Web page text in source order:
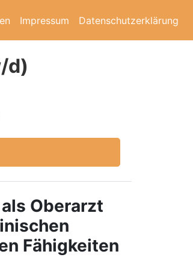
Impressum Datenschutzerklärung
d)
Oberarzt
Fähigkeiten